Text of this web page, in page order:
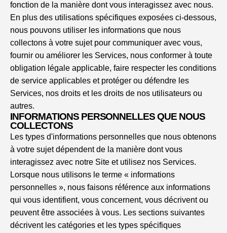
fonction de la manière dont vous interagissez avec nous.
En plus des utilisations spécifiques exposées ci-dessous,
nous pouvons utiliser les informations que nous
collectons à votre sujet pour communiquer avec vous,
fournir ou améliorer les Services, nous conformer à toute
obligation légale applicable, faire respecter les conditions
de service applicables et protéger ou défendre les
Services, nos droits et les droits de nos utilisateurs ou
autres.
INFORMATIONS PERSONNELLES QUE NOUS
COLLECTONS
Les types d'informations personnelles que nous obtenons
à votre sujet dépendent de la manière dont vous
interagissez avec notre Site et utilisez nos Services.
Lorsque nous utilisons le terme « informations
personnelles », nous faisons référence aux informations
qui vous identifient, vous concernent, vous décrivent ou
peuvent être associées à vous. Les sections suivantes
décrivent les catégories et les types spécifiques